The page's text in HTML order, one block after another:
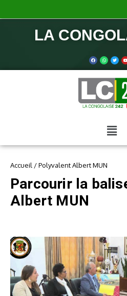
LA
Accueil /Polyvalent Albert MUN
Parcourir la
Albert MUN